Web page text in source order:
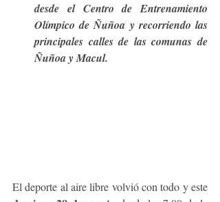
desde el Centro de Entrenamiento
Olímpico de Ñuñoa y recorriendo las
principales calles de las comunas de
Ñuñoa y Macul.